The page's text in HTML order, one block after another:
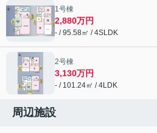
1号棟
2,880万円
- / 95.58㎡ / 4SLDK
2号棟
3,130万円
- / 101.24㎡ / 4LDK
周辺施設